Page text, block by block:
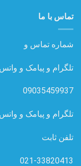
تماس با ما
شماره تماس و
تلگرام و پیامک و
09035459937
تلگرام و پیامک و
تلفن ثابت
021-33820413